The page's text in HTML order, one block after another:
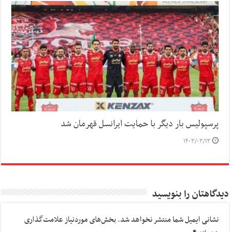
پرسپولیس بار دیگر با حمایت ایرانسل قهرمان شد
۱۴۰۳/۰۳/۱۳
دیدگاهتان را بنویسید
نشانی ایمیل شما منتشر نخواهد شد.بخش‌های موردنیاز علامت‌گذاری